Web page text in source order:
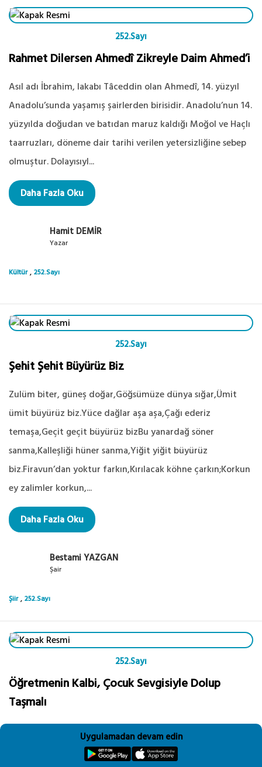
252.Sayı
Rahmet Dilersen Ahmedî Zikreyle Daim Ahmed’i
Asıl adı İbrahim, lakabı Tâceddin olan Ahmedî, 14. yüzyıl
Anadolu’sunda yaşamış şairlerden birisidir. Anadolu’nun 14.
yüzyılda doğudan ve batıdan maruz kaldığı Moğol ve Haçlı
taarruzları, döneme dair tarihi verilen yetersizliğine sebep
olmuştur. Dolayısıyl...
Daha Fazla Oku
Hamit DEMİR
Yazar
Kültür , 252.Sayı
252.Sayı
Şehit Şehit Büyürüz Biz
Zulüm biter, güneş doğar,Göğsümüze dünya sığar,Ümit
ümit büyürüz biz.Yüce dağlar aşa aşa,Çağı ederiz
temaşa,Geçit geçit büyürüz bizBu yanardağ söner
sanma,Kalleşliği hüner sanma,Yiğit yiğit büyürüz
biz.Firavun’dan yoktur farkın,Kırılacak köhne çarkın;Korkun
ey zalimler korkun,...
Daha Fazla Oku
Bestami YAZGAN
Şair
Şiir , 252.Sayı
252.Sayı
Öğretmenin Kalbi, Çocuk Sevgisiyle Dolup
Taşmalı
Öğretmenlik mesleği sevgi işidir. Öğretmen adaylarıyla
yaptığım sohbetlerde, işini ve çocukları sevmeyen bu
Uygulamadan devam edin